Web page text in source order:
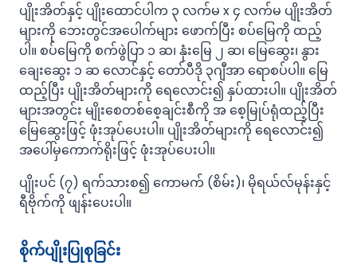
ပျိုးအိတ်နှင့် ပျိုးထောင်ပါက ၃ လက်မ x ၄ လက်မ ပျိုးအိတ်
များကို ဘေးတွင်အပေါက်များ ဖောက်ပြီး စပ်မြေကို ထည့်
ပါ။ စပ်မြေကို စက်ဖွဲပြာ ၁ ဆ၊ နုံးမြေ ၂ ဆ၊ မြေဆွေး၊ နွား
ချေးဆွေး ၁ ဆ လောင်နှင့် တော်ပီဒို ၃ဂျီအာ ရောစပ်ပါ။ မြေ
ထည့်ပြီး ပျိုးအိတ်များကို ရေလောင်း၍ နှပ်ထားပါ။ ပျိုးအိတ်
များအတွင်း မျိုးစေတစ်စေ့ချင်းစီကို အ စေ့မြုပ်ရုံထည့်ပြီး
မြေဆွေးဖြင့် ဖုံးအုပ်ပေးပါ။ ပျိုးအိတ်များကို ရေလောင်း၍
အပေါ်မှကောက်ရိုးဖြင့် ဖုံးအုပ်ပေးပါ။
ပျိုးပင် (၇) ရက်သားစ၍ ကောမက် (စိမ်း)၊ မိုရယ်လ်မုန်းနှင့်
ရီဗိုက်ကို ဖျန်းပေးပါ။
စိုက်ပျိုးပြုစုခြင်း